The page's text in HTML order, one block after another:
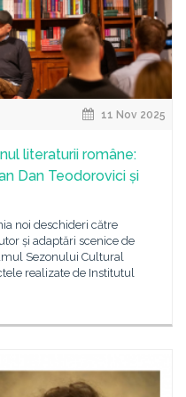
11 Nov 2025
literaturii române:
Dan Teodorovici și
noi deschideri către
și adaptări scenice de
Sezonului Cultural
realizate de Institutul